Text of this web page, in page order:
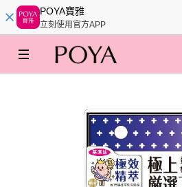
POYA寶雅
立刻使用官方APP